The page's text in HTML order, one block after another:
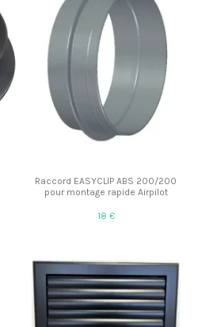
Raccord EASYCLIP ABS 200/200
pour montage rapide Airpilot
18 €